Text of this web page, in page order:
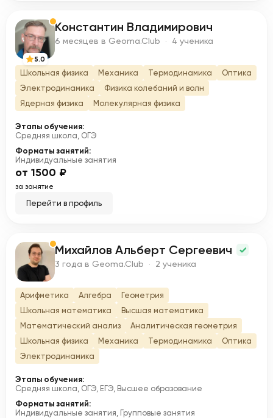
К
5.0
Константин Владимирович
6 месяцев в Geoma.Club · 4 ученика
Школьная физика Механика Термодинамика
Оптика
Электродинамика
Физика колебаний и волн
Ядерная физика
Молекулярная физика
Этапы обучения:
Средняя школа, ОГЭ
Форматы занятий:
Индивидуальные занятия
от 1500 ₽
за занятие
Перейти в профиль
М Михайлов Альберт Сергеевич
3 года в Geoma.Club · 2 ученика
Арифметика Алгебра
Геометрия
Школьная математика
Высшая математика
Математический анализ
Аналитическая геометрия
Школьная физика
Механика Термодинамика
Оптика
Электродинамика
Этапы обучения:
Средняя школа, ОГЭ, ЕГЭ, Высшее образование
Форматы занятий:
Индивидуальные занятия, Групповые занятия